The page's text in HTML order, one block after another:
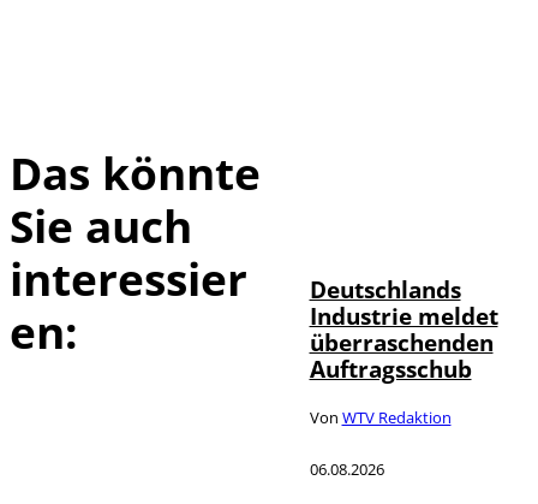
Das könnte
Sie auch
interessier
en:
Deutschlands
Industrie meldet
überraschenden
Auftragsschub
Von WTV Redaktion
06.08.2026